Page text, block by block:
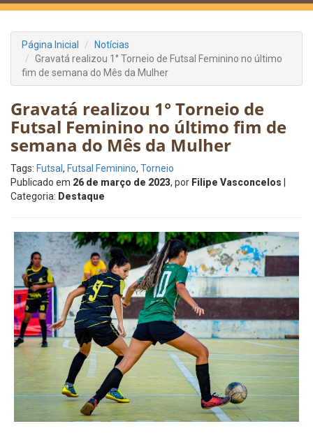
Página Inicial
Notícias
Gravatá realizou 1° Torneio de Futsal Feminino no último
fim de semana do Mês da Mulher
Gravatá realizou 1° Torneio de
Futsal Feminino no último fim de
semana do Mês da Mulher
Tags: Futsal , Futsal Feminino, Torneio
Publicado em 26 de março de 2023, por Filipe Vasconcelos
Categoria: Destaque